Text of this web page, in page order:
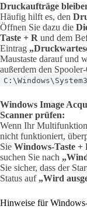
Druckaufträge
Häufig hilft es, den
Öffnen Sie dazu die
Taste + R und dem
Eintrag
Maustaste darauf und
außerdem den
Windows Image
Scanner prüfen:
Wenn Ihr
nicht funktioniert,
Sie Windows-Taste +
suchen Sie nach
Sie sicher, dass der
Status auf „Wird
Hinweise für